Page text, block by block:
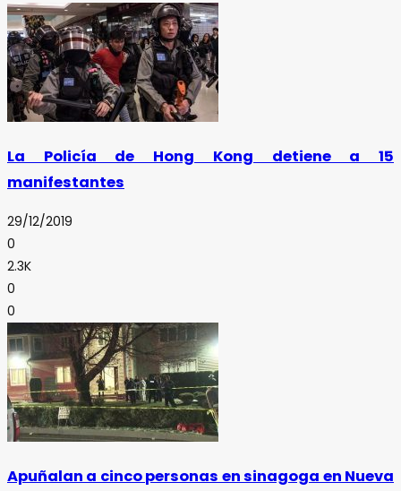
La Policía de Hong Kong detiene a 15
manifestantes
29/12/2019
0
2.3K
0
0
Apuñalan a cinco personas en sinagoga en Nueva